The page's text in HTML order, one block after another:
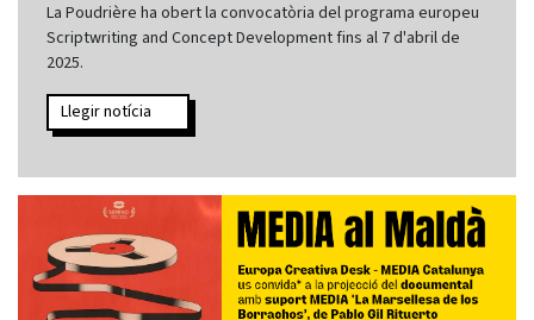
La Poudrière ha obert la convocatòria del programa europeu
Scriptwriting and Concept Development fins al 7 d'abril de
2025.
Llegir notícia